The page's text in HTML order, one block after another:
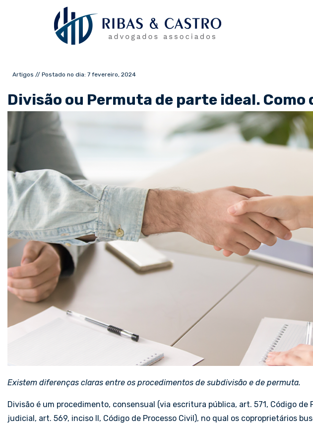
Artigos // Postado no dia: 7 fevereiro, 2024
Divisão ou Permuta de parte ideal.
Existem diferenças claras entre os procedimentos de subdivisão e de permuta.
Divisão é um procedimento, consensual (via escritura pública, art. 571, Código de
judicial, art. 569, inciso II, Código de Processo Civil), no qual os coproprietários